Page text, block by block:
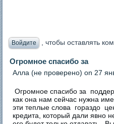
Войдите , чтобы оставлять
Огромное спасибо за
Алла (не проверено) on 27
Огромное спасибо за
как она нам сейчас нужна
эти теплые слова гораздо
кредита, который дали явно